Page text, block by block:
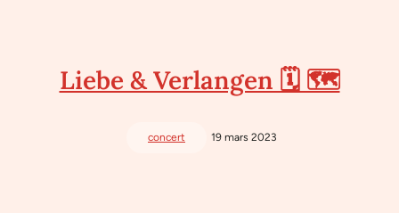
Liebe & Verlangen 🗓 🗺
concert 19 mars 2023